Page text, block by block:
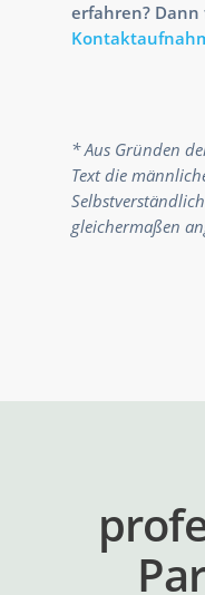
erfahren?
* Aus Gründen
Text die
gleichermaßen